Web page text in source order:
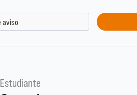
Estudiante